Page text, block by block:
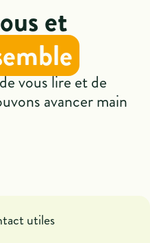
et
vous lire et de
avancer main
utiles